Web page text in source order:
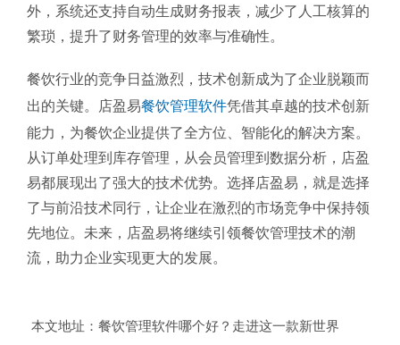
外，系统还支持自动生成财务报表，减少了人工核算的
繁琐，提升了财务管理的效率与准确性。
餐饮行业的竞争日益激烈，技术创新成为了企业脱颖而
出的关键。店盈易餐饮管理软件凭借其卓越的技术创新
能力，为餐饮企业提供了全方位、智能化的解决方案。
从订单处理到库存管理，从会员管理到数据分析，店盈
易都展现出了强大的技术优势。选择店盈易，就是选择
了与前沿技术同行，让企业在激烈的市场竞争中保持领
先地位。未来，店盈易将继续引领餐饮管理技术的潮
流，助力企业实现更大的发展。
本文地址： 餐饮管理软件哪个好？走进这一款新世界